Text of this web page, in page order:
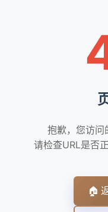
抱歉，您访问
请检查URL是否
🏠